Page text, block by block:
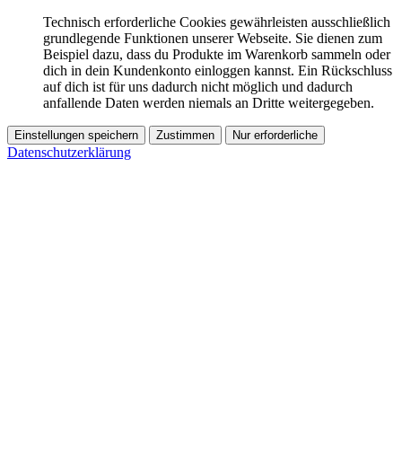
Technisch erforderliche Cookies gewährleisten ausschließlich
grundlegende Funktionen unserer Webseite. Sie dienen zum
Beispiel dazu, dass du Produkte im Warenkorb sammeln oder
dich in dein Kundenkonto einloggen kannst. Ein Rückschluss
auf dich ist für uns dadurch nicht möglich und dadurch
anfallende Daten werden niemals an Dritte weitergegeben.
Einstellungen speichern Zustimmen Nur erforderliche
Datenschutzerklärung